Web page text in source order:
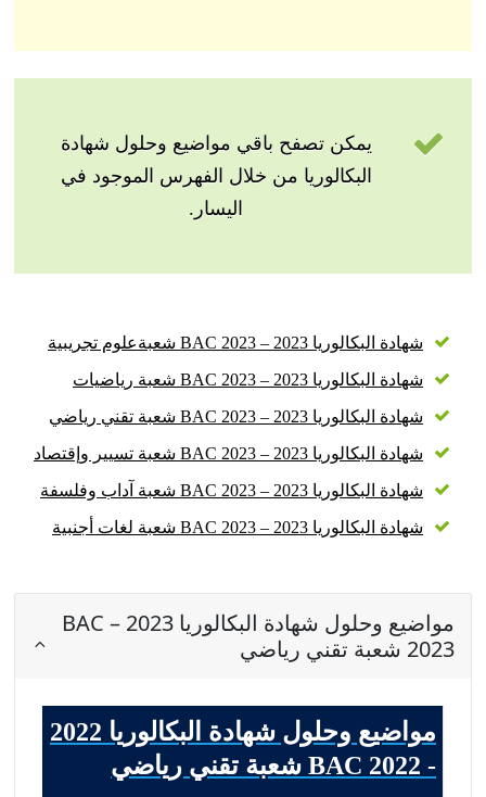
يمكن تصفح باقي مواضيع وحلول شهادة
البكالوريا من خلال الفهرس الموجود في
اليسار.
شهادة البكالوريا 2023 – BAC 2023 شعبةعلوم تجريبية
شهادة البكالوريا 2023 – BAC 2023 شعبة رياضيات
شهادة البكالوريا 2023 – BAC 2023 شعبة تقني رياضي
شهادة البكالوريا 2023 – BAC 2023 شعبة تسيير وإقتصاد
شهادة البكالوريا 2023 – BAC 2023 شعبة آداب وفلسفة
شهادة البكالوريا 2023 – BAC 2023 شعبة لغات أجنبية
مواضيع وحلول شهادة البكالوريا 2023 – BAC
2023 شعبة تقني رياضي
مواضيع وحلول شهادة البكالوريا 2022
- BAC 2022 شعبة تقني رياضي